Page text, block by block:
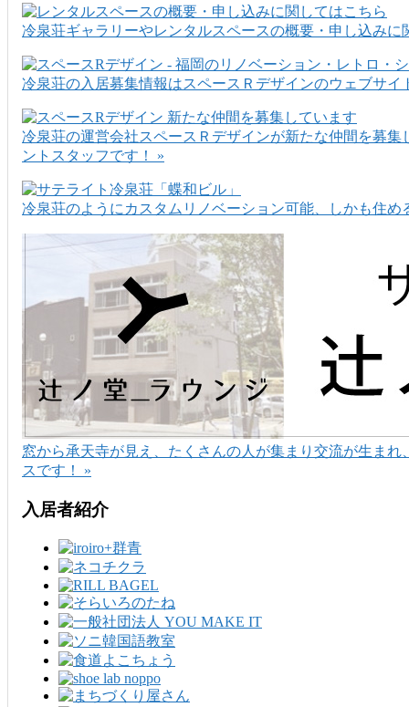
冷泉荘ギャラリーやレンタルスペースの概要・申し込みに
冷泉荘の入居募集情報はスペースＲデザインのウェブサイ
冷泉荘の運営会社スペースＲデザインが新たな仲間を募
ントスタッフです！ »
冷泉荘のようにカスタムリノベーション可能、しかも住め
窓から承天寺が見え、たくさんの人が集まり交流が生ま
スです！ »
入居者紹介